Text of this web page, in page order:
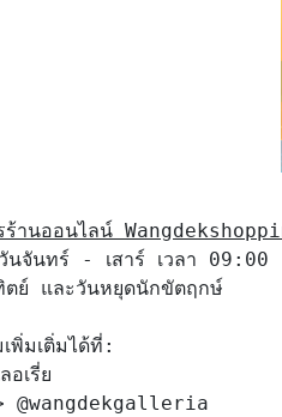
ร้านออนไลน์
วันจันทร์ - เสาร์ เวลา
ตย์ และวันหยุดนักขัตฤกษ์
พิ่มเติ่มได้ที่:
อเรี่ย
@wangdekgalleria